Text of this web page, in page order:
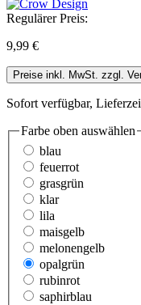
Regulärer Preis:
9,99 €
Preise inkl. MwSt. zzgl.
Sofort verfügbar,
Farbe oben auswählen
blau
feuerrot
grasgrün
klar
lila
maisgelb
melonengelb
opalgrün
rubinrot
saphirblau